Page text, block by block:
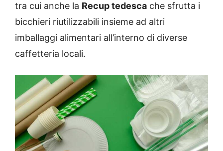
tra cui anche la Recup tedesca che sfrutta i
bicchieri riutilizzabili insieme ad altri
imballaggi alimentari all’interno di diverse
caffetteria locali.